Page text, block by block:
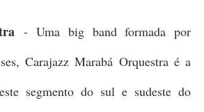
- Uma big band formada por
Carajazz Marabá Orquestra é a
segmento do sul e sudeste do